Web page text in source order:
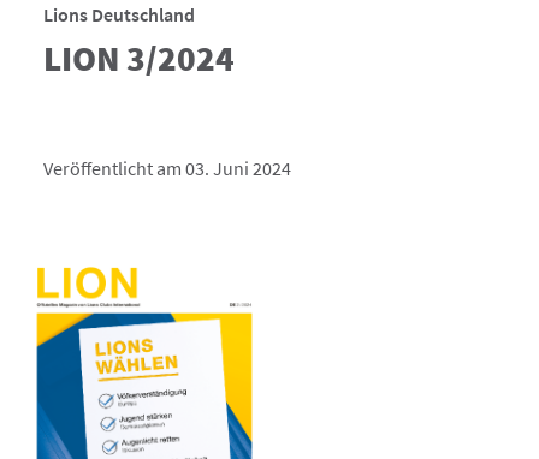
Lions Deutschland
LION 3/2024
Veröffentlicht am 03. Juni 2024